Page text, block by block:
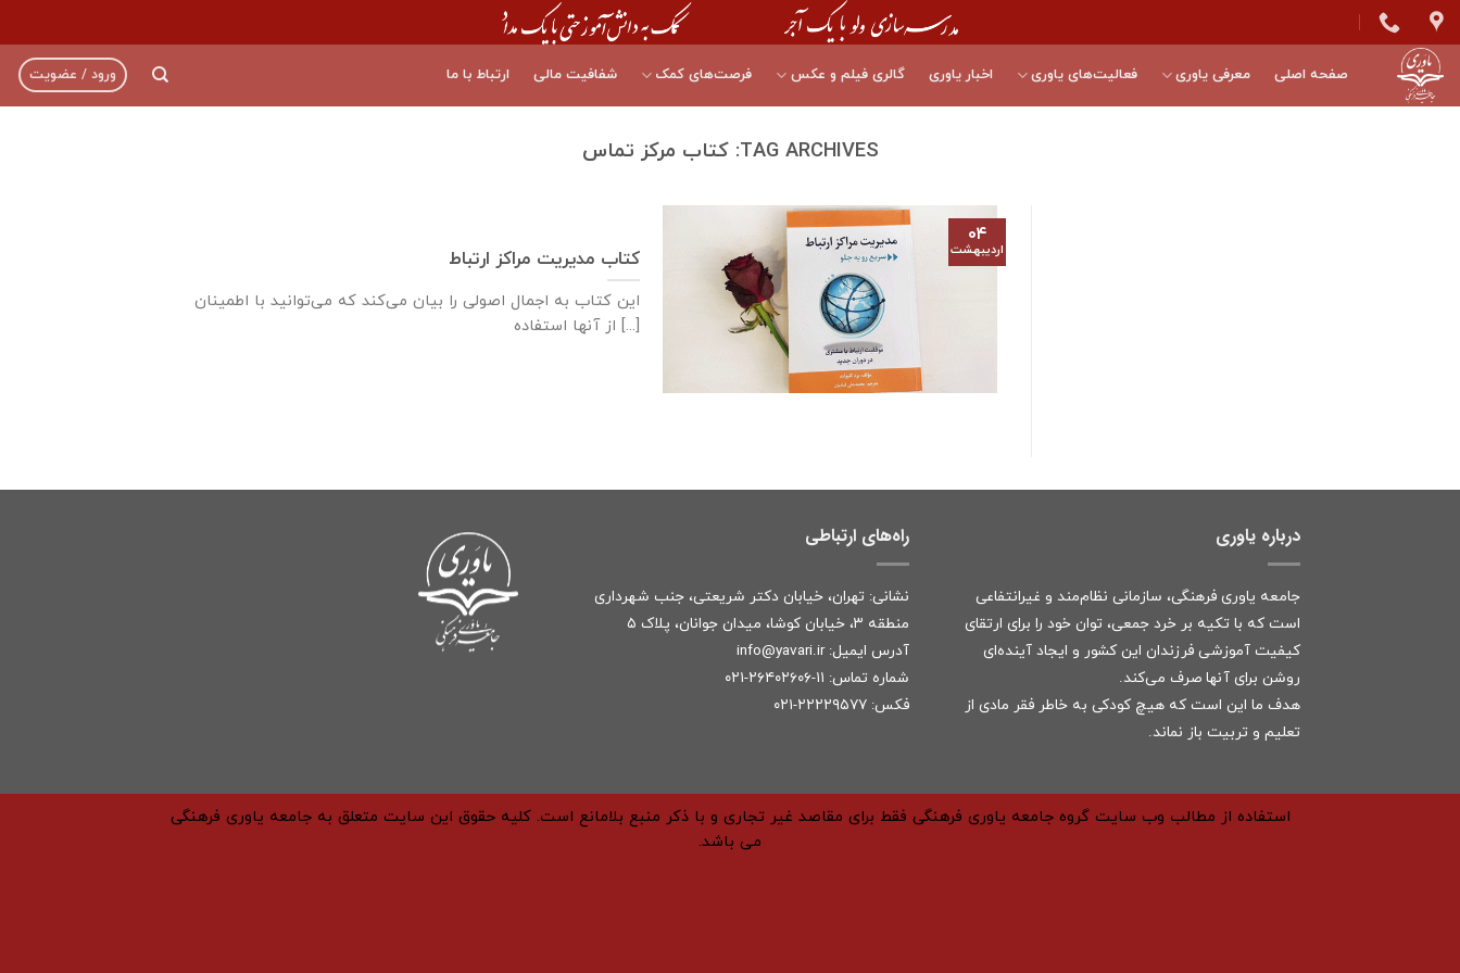
Skip
to
content
صفحه اصلی معرفی یاوری فعالیت‌های یاوری اخبار یاوری گالری فیلم و عکس فرصت‌های کمک شفافیت مالی ارتباط با ما ورود / عضویت
TAG ARCHIVES: کتاب مرکز تماس
کتاب مدیریت مراکز ارتباط
این کتاب به اجمال اصولی را بیان می‌کند که می‌توانید با اطمینان
از آنها استفاده [...]
۰۴
اردیبهشت
درباره یاوری
جامعه یاوری فرهنگی، سازمانی نظام‌مند و غیرانتفاعی
است که با تکیه بر خرد جمعی، توان خود را برای ارتقای
کیفیت آموزشی فرزندان این کشور و ایجاد آینده‌ای
روشن برای آنها صرف می‌کند.
هدف ما این است که هیچ کودکی به خاطر فقر مادی از
تعلیم و تربیت باز نماند.
راه‌های ارتباطی
نشانی: تهران، خیابان دکتر شریعتی، جنب شهرداری
منطقه ۳، خیابان کوشا، میدان جوانان، پلاک ۵
آدرس ایمیل: info@yavari.ir
شماره تماس: ۱۱-۲۶۴۰۲۶۰۶-۰۲۱
فکس: ۲۲۲۲۹۵۷۷-۰۲۱
استفاده از مطالب وب سایت گروه جامعه یاوری فرهنگی فقط برای مقاصد غیر تجاری و با ذکر منبع بلامانع است. کلیه حقوق این سایت متعلق به جامعه یاوری فرهنگی
می باشد.